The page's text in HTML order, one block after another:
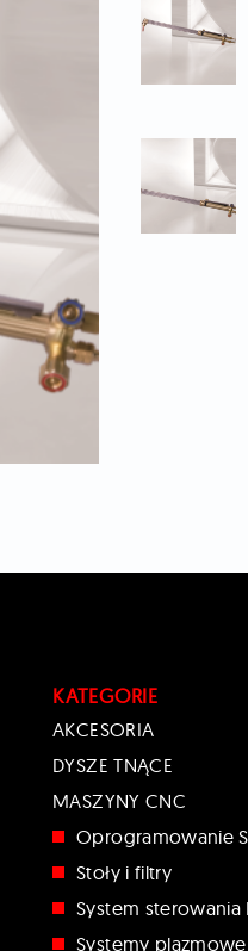
KATEGORIE
AKCESORIA
DYSZE TNĄCE
MASZYNY CNC
Oprogramowanie
Stoły i filtry
System sterowania
Systemy plazmowe